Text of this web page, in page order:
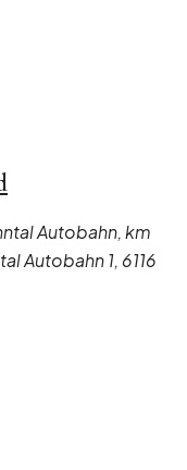
Autobahn, km
Autobahn 1, 6116